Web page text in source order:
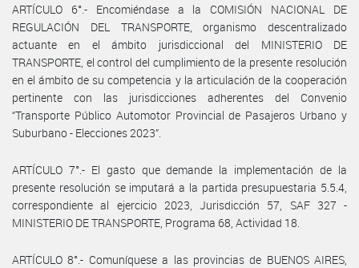
ARTÍCULO 6°.- Encomiéndase a la COMISIÓN NACIONAL DE
REGULACIÓN DEL TRANSPORTE, organismo descentralizado
actuante en el ámbito jurisdiccional del MINISTERIO DE
TRANSPORTE, el control del cumplimiento de la presente resolución
en el ámbito de su competencia y la articulación de la cooperación
pertinente con las jurisdicciones adherentes del Convenio
“Transporte Público Automotor Provincial de Pasajeros Urbano y
Suburbano - Elecciones 2023”.
ARTÍCULO 7°.- El gasto que demande la implementación de la
presente resolución se imputará a la partida presupuestaria 5.5.4,
correspondiente al ejercicio 2023, Jurisdicción 57, SAF 327 -
MINISTERIO DE TRANSPORTE, Programa 68, Actividad 18.
ARTÍCULO 8°.- Comuníquese a las provincias de BUENOS AIRES,